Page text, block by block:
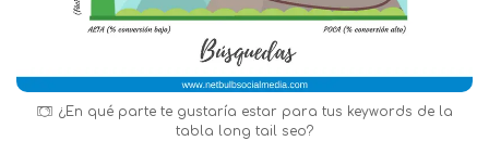
¿En qué parte te gustaría estar para tus keywords de la
tabla long tail seo?